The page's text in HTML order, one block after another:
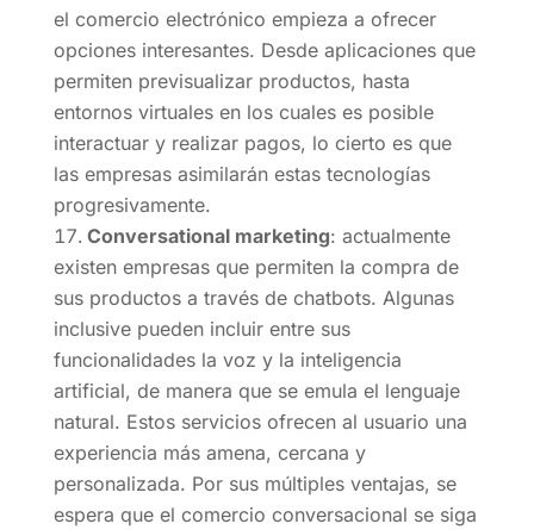
el comercio electrónico empieza a ofrecer
opciones interesantes. Desde aplicaciones que
permiten previsualizar productos, hasta
entornos virtuales en los cuales es posible
interactuar y realizar pagos, lo cierto es que
las empresas asimilarán estas tecnologías
progresivamente.
Conversational marketing: actualmente
existen empresas que permiten la compra de
sus productos a través de chatbots. Algunas
inclusive pueden incluir entre sus
funcionalidades la voz y la inteligencia
artificial, de manera que se emula el lenguaje
natural. Estos servicios ofrecen al usuario una
experiencia más amena, cercana y
personalizada. Por sus múltiples ventajas, se
espera que el comercio conversacional se siga